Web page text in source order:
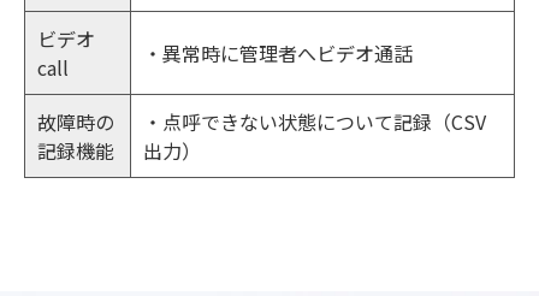
ビデオ
call
・異常時に管理者へビデオ通話
故障時の
記録機能
・点呼できない状態について記録（CSV
出力）